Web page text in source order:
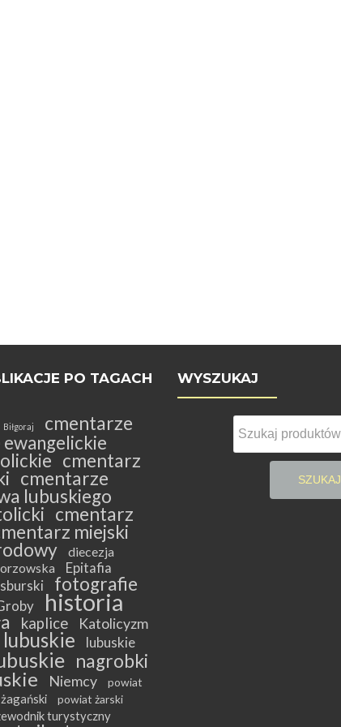
PO TAGACH
Biłgoraj
cmentarze
cmentarz
cmentarze
lubuskiego
cmentarz
miejski
diecezja
Epitafia
fotografie
historia
kaplice Katolicyzm
lubuskie
lubuskie
nagrobki
Niemcy
powiat
powiat żarski
turystyczny
WYSZUKAJ
Szukaj:
SZUKAJ